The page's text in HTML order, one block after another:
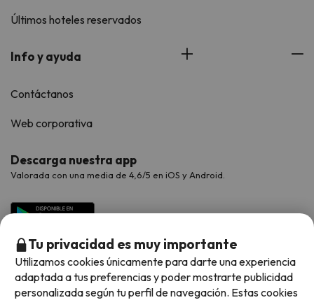
Últimos hoteles reservados
Info y ayuda
Contáctanos
Web corporativa
Descarga nuestra app
Valorada con una media de 4,6/5 en iOS y Android.
Tu privacidad es muy importante
Utilizamos cookies únicamente para darte una experiencia
adaptada a tus preferencias y poder mostrarte publicidad
personalizada según tu perfil de navegación. Estas cookies